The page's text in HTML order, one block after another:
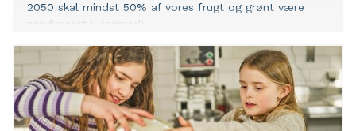
2050 skal mindst 50% af vores frugt og grønt være
produceret i Danmark.